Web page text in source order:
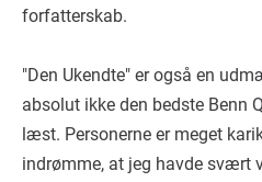
forfatterskab.
"Den Ukendte" er også en
absolut ikke den bedste Benn
læst. Personerne er meget
indrømme, at jeg havde svært